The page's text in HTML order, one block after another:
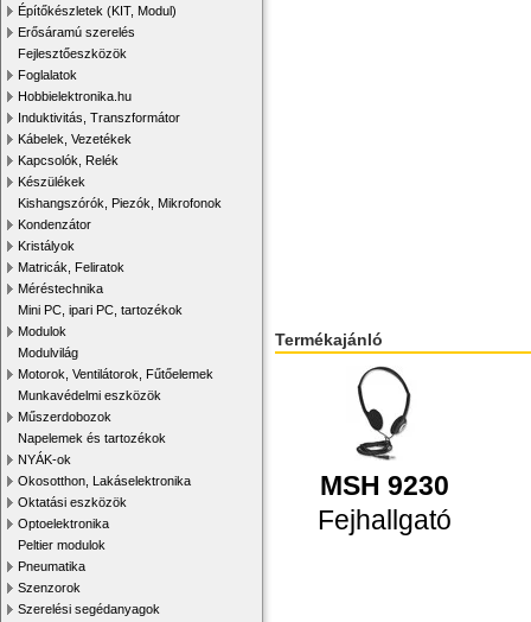
Építőkészletek (KIT, Modul)
Erősáramú szerelés
Fejlesztőeszközök
Foglalatok
Hobbielektronika.hu
Induktivitás, Transzformátor
Kábelek, Vezetékek
Kapcsolók, Relék
Készülékek
Kishangszórók, Piezók, Mikrofonok
Kondenzátor
Kristályok
Matricák, Feliratok
Méréstechnika
Mini PC, ipari PC, tartozékok
Modulok
Modulvilág
Motorok, Ventilátorok, Fűtőelemek
Munkavédelmi eszközök
Műszerdobozok
Napelemek és tartozékok
NYÁK-ok
Okosotthon, Lakáselektronika
Oktatási eszközök
Optoelektronika
Peltier modulok
Pneumatika
Szenzorok
Szerelési segédanyagok
Termékajánló
MSH 9230
Fejhallgató